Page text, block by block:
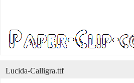
Lucida-Calligra.ttf